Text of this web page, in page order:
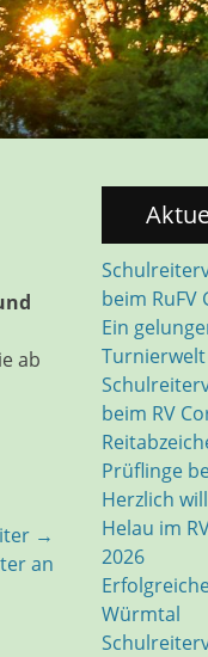
ab
→
an
beim RuFV
Ein
Turnierwelt
beim RV
Prüflinge
Herzlich
Helau im
2026
Würmtal